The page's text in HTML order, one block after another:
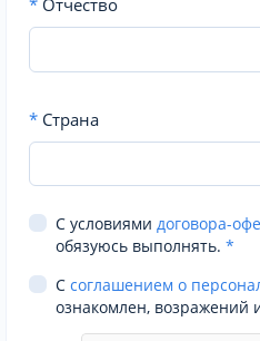
* Отчество
* Страна
С условиями договора-
обязуюсь выполнять. *
С соглашением о
ознакомлен, возражений